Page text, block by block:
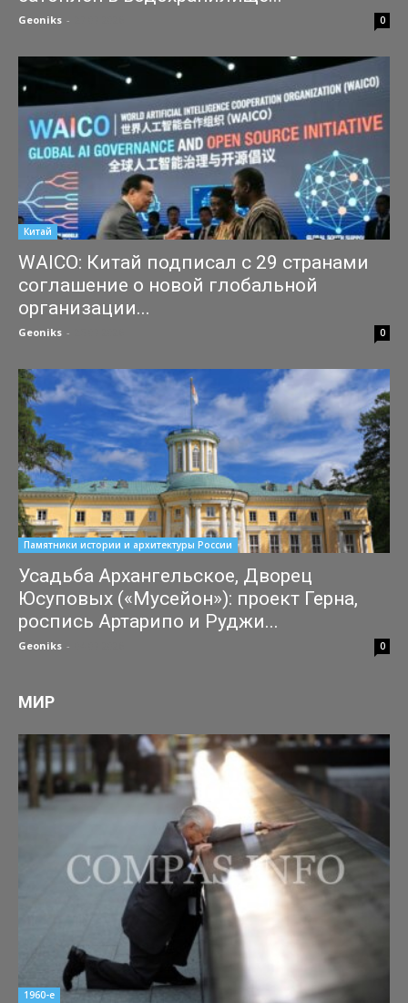
Geoniks - 0
Китай
WAICO: Китай подписал с 29 странами
соглашение о новой глобальной
организации...
Geoniks - 0
Памятники истории и архитектуры России
Усадьба Архангельское, Дворец
Юсуповых («Мусейон»): проект Герна,
роспись Артарипо и Руджи...
Geoniks - 0
МИР
1960-е